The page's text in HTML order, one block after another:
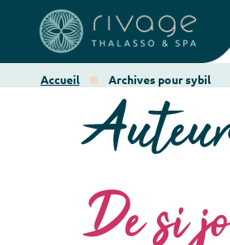
Accueil Archives pour sybil
De si